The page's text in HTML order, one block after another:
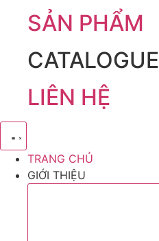
SẢN PHẨM
CATALOGUE
LIÊN HỆ
TRANG CHỦ
GIỚI THIỆU